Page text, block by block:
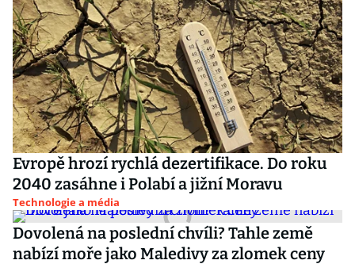
Evropě hrozí rychlá dezertifikace. Do roku
2040 zasáhne i Polabí a jižní Moravu
Technologie a média
Dovolená na poslední chvíli? Tahle země
nabízí moře jako Maledivy za zlomek ceny